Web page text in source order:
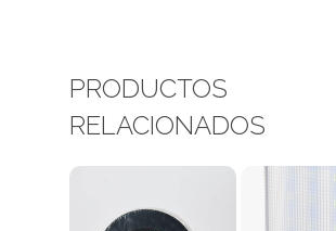
PRODUCTOS
RELACIONADOS